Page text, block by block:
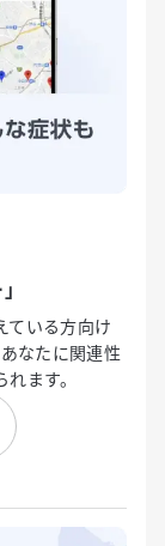
ている方向け
なたに関連性
ます。